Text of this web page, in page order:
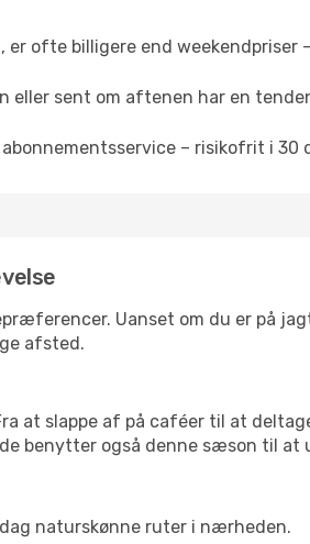
ofte billigere end weekendpriser
eller sent om aftenen har en
– risikofrit i 30
Uanset om du er på
afsted.
at slappe af på caféer til at
benytter også denne sæson til at
naturskønne ruter i nærheden.